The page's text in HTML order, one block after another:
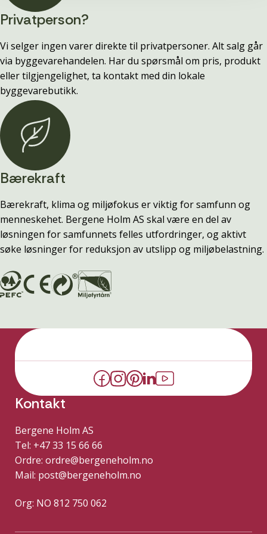
Privatperson?
Vi selger ingen varer direkte til privatpersoner. Alt salg går
via byggevarehandelen. Har du spørsmål om pris, produkt
eller tilgjengelighet, ta kontakt med din lokale
byggevarebutikk.
Bærekraft
Bærekraft, klima og miljøfokus er viktig for samfunn og
menneskehet. Bergene Holm AS skal være en del av
løsningen for samfunnets felles utfordringer, og aktivt
søke løsninger for reduksjon av utslipp og miljøbelastning.
Kontakt
Bergene Holm AS
Tel: +47 33 15 66 66
Ordre: ordre@bergeneholm.no
Mail: post@bergeneholm.no
Org: NO 812 750 062